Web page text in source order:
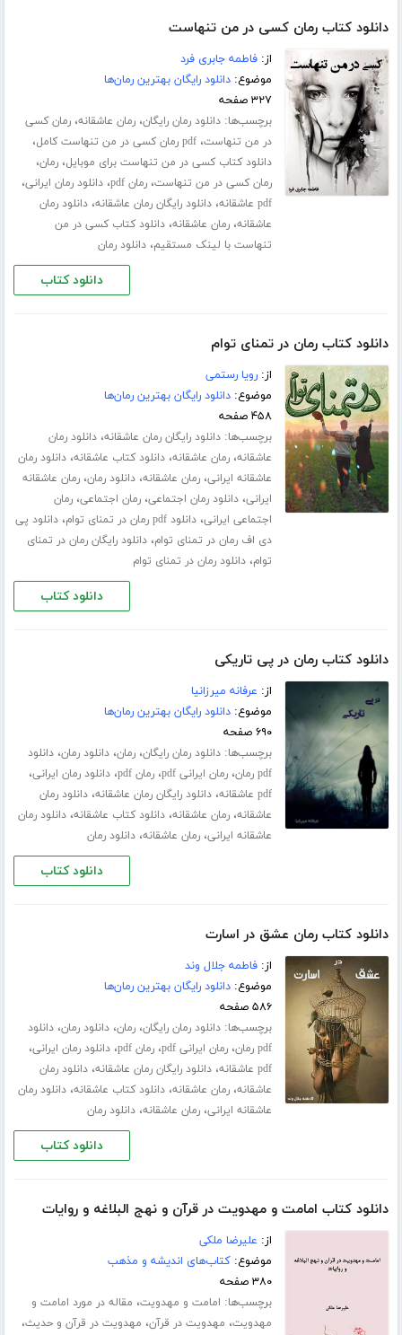
دانلود کتاب رمان کسی در من تنهاست
از:فاطمه جابری فرد
موضوع:دانلود رایگان بهترین رمان‌ها
۳۲۷ صفحه
برچسب‌ها:دانلود رمان رایگان،رمان عاشقانه،رمان کسی
در من تنهاست،pdf رمان کسی در من تنهاست کامل ،
دانلود کتاب کسی در من تنهاست برای موبایل،رمان،
رمان کسی در من تنهاست،رمان pdf ،دانلود رمان ایرانی،
pdf عاشقانه ،دانلود رایگان رمان عاشقانه،دانلود رمان
عاشقانه،رمان عاشقانه،دانلود کتاب کسی در من
تنهاست با لینک مستقیم،دانلود رمان
دانلود کتاب
دانلود کتاب رمان در تمنای توام
از:رویا رستمی
موضوع:دانلود رایگان بهترین رمان‌ها
۴۵۸ صفحه
برچسب‌ها:دانلود رایگان رمان عاشقانه،دانلود رمان
عاشقانه،رمان عاشقانه،دانلود کتاب عاشقانه،دانلود رمان
عاشقانه ایرانی،رمان عاشقانه،دانلود رمان،رمان عاشقانه
ایرانی،دانلود رمان اجتماعی،رمان اجتماعی،رمان
اجتماعی ایرانی،دانلود pdf رمان در تمنای توام ،دانلود پی
دی اف رمان در تمنای توام،دانلود رایگان رمان در تمنای
توام،دانلود رمان در تمنای توام
دانلود کتاب
دانلود کتاب رمان در پی تاریکی
از: عرفانه میرزانیا
موضوع:دانلود رایگان بهترین رمان‌ها
۶۹۰ صفحه
برچسب‌ها:دانلود رمان رایگان،رمان،دانلود رمان،دانلود
pdf رمان
،رمان ایرانی pdf ،رمان pdf ،دانلود رمان ایرانی،
pdf عاشقانه ،دانلود رایگان رمان عاشقانه،دانلود رمان
عاشقانه،رمان عاشقانه،دانلود کتاب عاشقانه،دانلود رمان
عاشقانه ایرانی،رمان عاشقانه،دانلود رمان
دانلود کتاب
دانلود کتاب رمان عشق در اسارت
از:فاطمه جلال‌ وند
موضوع:دانلود رایگان بهترین رمان‌ها
۵۸۶ صفحه
برچسب‌ها:دانلود رمان رایگان،رمان،دانلود رمان،دانلود
pdf رمان
،رمان ایرانی pdf ،رمان pdf ،دانلود رمان ایرانی،
pdf عاشقانه ،دانلود رایگان رمان عاشقانه،دانلود رمان
عاشقانه،رمان عاشقانه،دانلود کتاب عاشقانه،دانلود رمان
عاشقانه ایرانی،رمان عاشقانه،دانلود رمان
دانلود کتاب
دانلود کتاب امامت و مهدویت در قرآن و نهج البلاغه و روایات
از: علیرضا ملکی
موضوع:کتاب‌های اندیشه و مذهب
۳۸۰ صفحه
برچسب‌ها: امامت و مهدویت، مقاله در مورد امامت و
مهدویت، مهدویت در قرآن، مهدویت در قرآن و حدیث،